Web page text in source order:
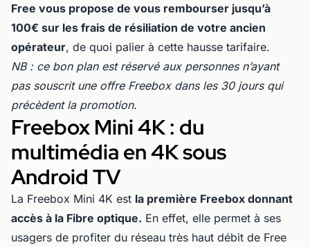
Free vous propose de vous rembourser jusqu’à
100€ sur les frais de résiliation de votre ancien
opérateur, de quoi palier à cette hausse tarifaire.
NB : ce bon plan est réservé aux personnes n’ayant
pas souscrit une offre Freebox dans les 30 jours qui
précèdent la promotion.
Freebox Mini 4K : du
multimédia en 4K sous
Android TV
La Freebox Mini 4K est la première Freebox donnant
accès à la Fibre optique. En effet, elle permet à ses
usagers de profiter du réseau très haut débit de Free